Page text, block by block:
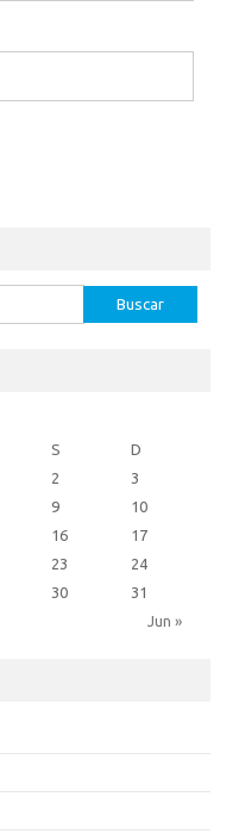
S D
Jun »
2
3
9
10
16
17
23
24
30 31